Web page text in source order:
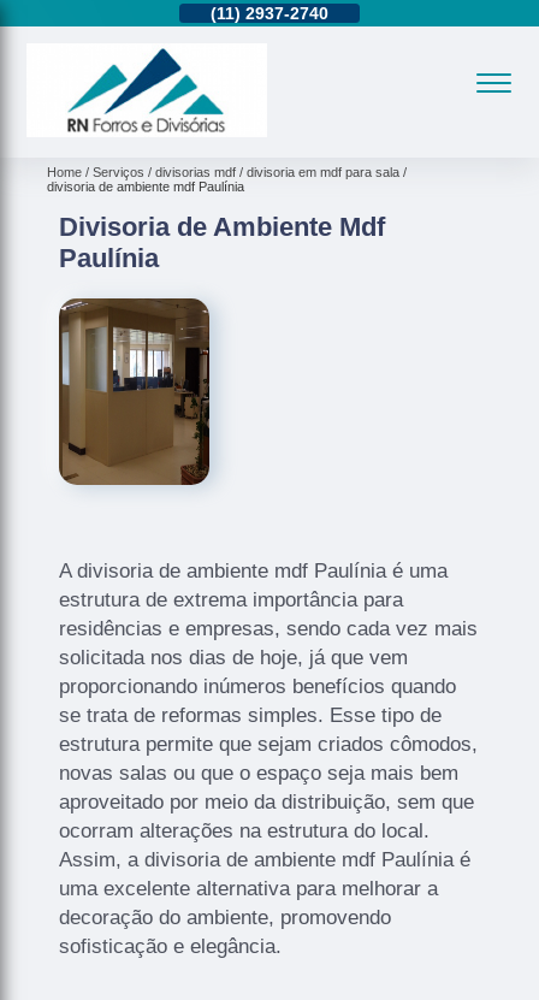
(11)2937-2740
Home Serviços divisorias mdf
divisoria em mdf para sala
divisoria de ambiente mdf Paulínia
Divisoria de Ambiente Mdf
Paulínia
A divisoria de ambiente mdf Paulínia é uma
estrutura de extrema importância para
residências e empresas, sendo cada vez mais
solicitada nos dias de hoje, já que vem
proporcionando inúmeros benefícios quando
se trata de reformas simples. Esse tipo de
estrutura permite que sejam criados cômodos,
novas salas ou que o espaço seja mais bem
aproveitado por meio da distribuição, sem que
ocorram alterações na estrutura do local.
Assim, a divisoria de ambiente mdf Paulínia é
uma excelente alternativa para melhorar a
decoração do ambiente, promovendo
sofisticação e elegância.